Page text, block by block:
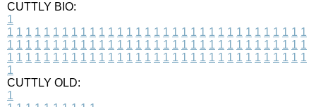
CUTTLY BIO:
1
1 1 1 1 1 1 1 1 1 1 1 1 1 1 1 1 1 1 1 1 1 1 1 1 1 1 1 1 1 1 1 1 1
1 1 1 1 1 1 1 1 1 1 1 1 1 1 1 1 1 1 1 1 1 1 1 1 1 1 1 1 1 1 1 1 1
1 1 1 1 1 1 1 1 1 1 1 1 1 1 1 1 1 1 1 1 1 1 1 1 1 1 1 1 1 1 1 1 1
1
CUTTLY OLD:
1